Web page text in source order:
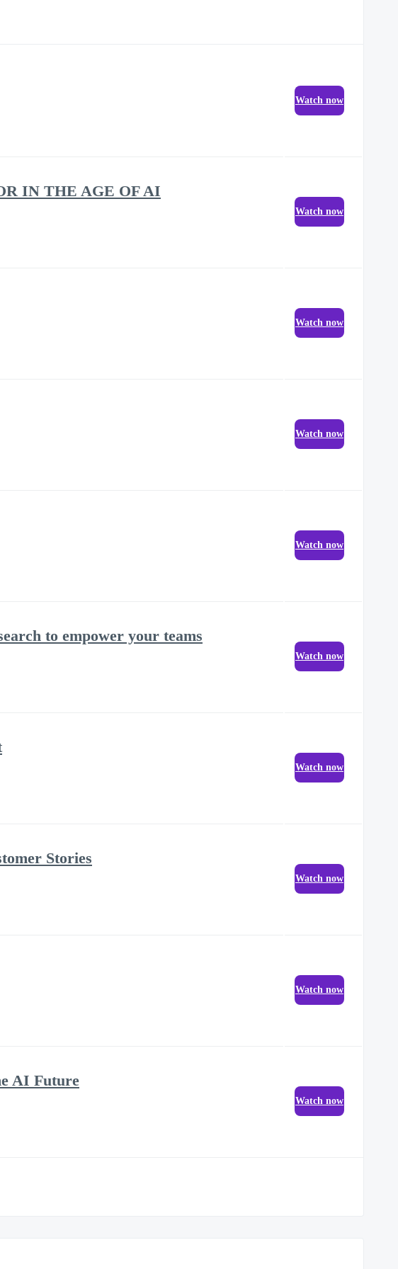
Watch now
IN THE AGE OF AI
Watch now
Watch now
Watch now
Watch now
to empower your teams
Watch now
Watch now
Stories
Watch now
Watch now
AI Future
Watch now